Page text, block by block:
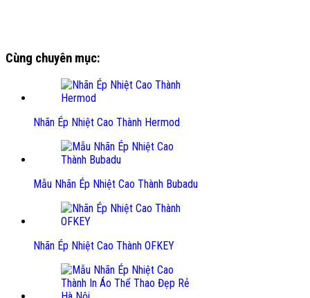
Cùng chuyên mục:
Nhãn Ép Nhiệt Cao Thành Hermod
Mẫu Nhãn Ép Nhiệt Cao Thành Bubadu
Nhãn Ép Nhiệt Cao Thành OFKEY